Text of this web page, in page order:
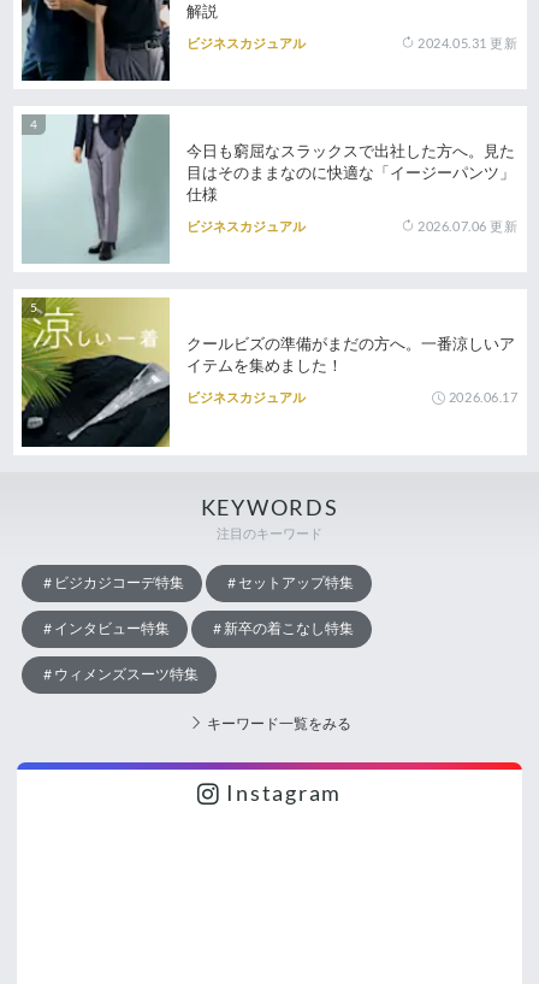
解説
ビジネスカジュアル 2024.05.31 更新
今日も窮屈なスラックスで出社した方へ。見た
目はそのままなのに快適な「イージーパンツ」
仕様
ビジネスカジュアル 2026.07.06 更新
クールビズの準備がまだの方へ。一番涼しいア
イテムを集めました！
ビジネスカジュアル 2026.06.17
KEYWORDS
注目のキーワード
ビジカジコーデ特集 セットアップ特集
インタビュー特集 新卒の着こなし特集
ウィメンズスーツ特集
キーワード一覧をみる
Instagram